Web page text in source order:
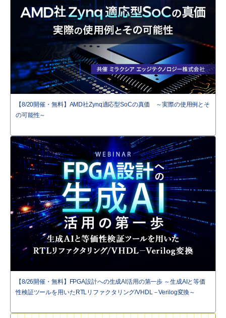
【8/20開催・無料】AMD社Zynq適応型SoCの真価 ～実際の使用例とそ
の可能性～
【8/26開催・無料】FPGA設計への生成AI活用の第一歩 ～生成AIと等価
性検証ツールを用いたRTLリファクタリング/VHDL－Verilog変換～